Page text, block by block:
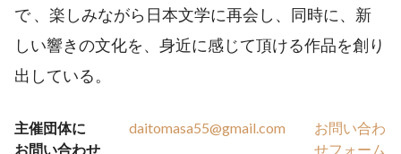
で 、楽しみながら日本文学に再会し、同時に、新
しい響きの文化を、身近に感じて頂ける作品を創り
出している。
主催団体に
お問い合わせ
daitomasa55@gmail.com
お問い合わ
せフォーム